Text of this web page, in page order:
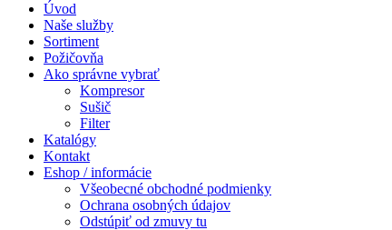
Úvod
Naše služby
Sortiment
Požičovňa
Ako správne vybrať
Kompresor
Sušič
Filter
Katalógy
Kontakt
Eshop / informácie
Všeobecné obchodné podmienky
Ochrana osobných údajov
Odstúpiť od zmuvy tu